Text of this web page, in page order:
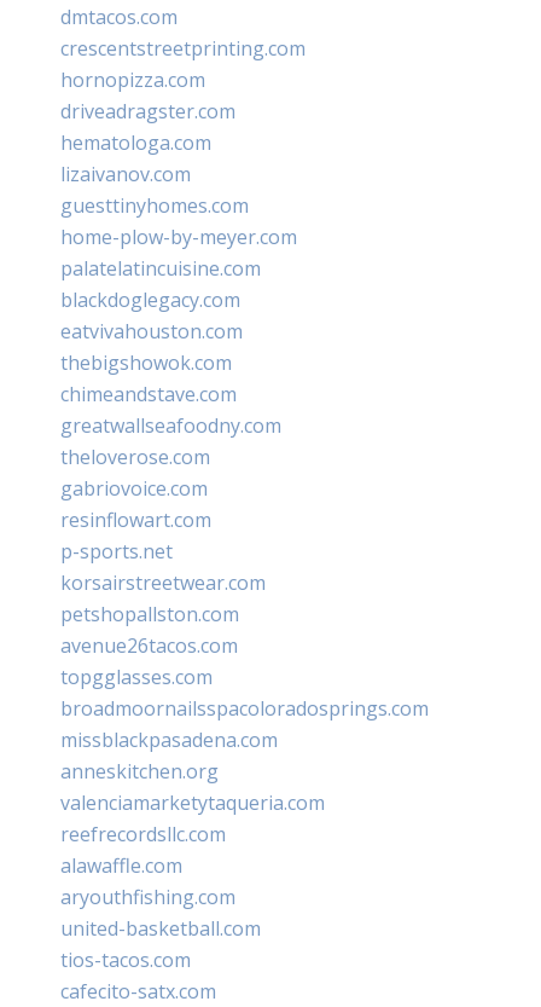
dmtacos.com
crescentstreetprinting.com
hornopizza.com
driveadragster.com
hematologa.com
lizaivanov.com
guesttinyhomes.com
home-plow-by-meyer.com
palatelatincuisine.com
blackdoglegacy.com
eatvivahouston.com
thebigshowok.com
chimeandstave.com
greatwallseafoodny.com
theloverose.com
gabriovoice.com
resinflowart.com
p-sports.net
korsairstreetwear.com
petshopallston.com
avenue26tacos.com
topgglasses.com
broadmoornailsspacoloradosprings.com
missblackpasadena.com
anneskitchen.org
valenciamarketytaqueria.com
reefrecordsllc.com
alawaffle.com
aryouthfishing.com
united-basketball.com
tios-tacos.com
cafecito-satx.com